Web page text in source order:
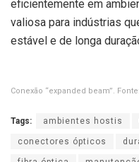
eficientemente em
valiosa para indústrias
estável e de longa
Conexão “expanded beam”. Fonte:
Tags: ambientes hostis
conectores ópticos